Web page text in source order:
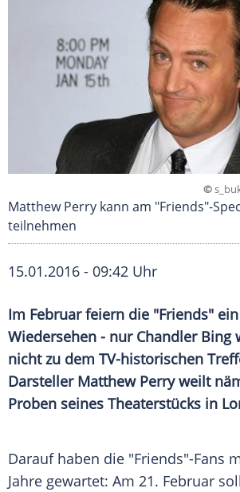
©
Matthew Perry kann am "Friends"-
teilnehmen
15.01.2016 - 09:42 Uhr
Im Februar feiern die "Friends"
Wiedersehen - nur Chandler Bing
nicht zu dem TV-historischen
Darsteller Matthew Perry weilt
Proben seines Theaterstücks in
Darauf haben die "Friends"-Fans
Jahre gewartet: Am 21. Februar